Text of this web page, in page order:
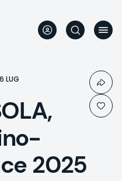
6 LUG
2025